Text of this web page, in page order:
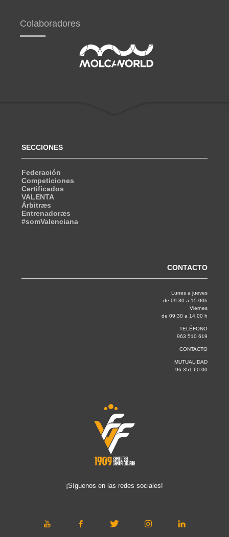
Colaboradores
SECCIONES
Federación
Competiciones
Certificados
VALENTA
Árbitræs
Entrenadoræs
#somValenciana
CONTACTO
Lunes a jueves
de 09:30 a 15.00h
Viernes
de 09:30 a 14.00 h
TELÉFONO
963 510 619
CONTACTO
MUTUALIDAD
96 351 60 00
¡Síguenos en las redes sociales!